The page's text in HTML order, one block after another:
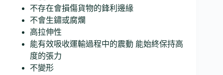
不存在會損傷貨物的鋒利邊緣
不會生鏽或腐爛
高拉伸性
能有效吸收運輸過程中的震動 能始終保持高
度的張力
不變形